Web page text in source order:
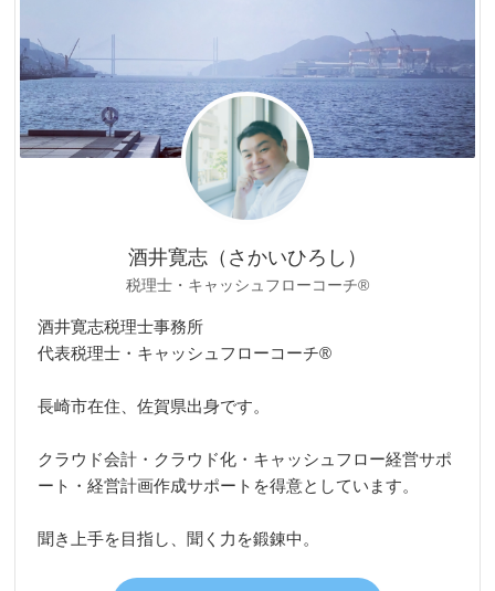
酒井寛志（さかいひろし）
税理士・キャッシュフローコーチ®
酒井寛志税理士事務所
代表税理士・キャッシュフローコーチ®
長崎市在住、佐賀県出身です。
クラウド会計・クラウド化・キャッシュフロー経営サポ
ート・経営計画作成サポートを得意としています。
聞き上手を目指し、聞く力を鍛錬中。